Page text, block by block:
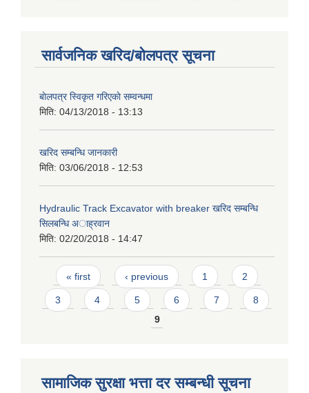
सार्वजनिक खरिद/बोलपत्र सूचना
बाेलपत्र स्विकृत गरिएकाे सम्वन्धमा
मिति: 04/13/2018 - 13:13
खरिद सम्बन्धि जानकारी
मिति: 03/06/2018 - 12:53
Hydraulic Track Excavator with breaker खरिद सम्बन्धि
सिलबन्धि अाह्रवान
मिति: 02/20/2018 - 14:47
Pages
« first ‹ previous 1 2
3 4 5 6 7
8
9
सामाजिक सुरक्षा भत्ता दर सम्बन्धी सूचना